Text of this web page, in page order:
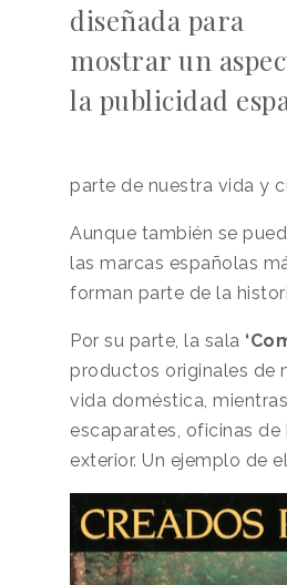
diseñada para
mostrar un
la publicidad
parte de nuestra vida y
Aunque también se
las marcas españolas
forman parte de la
Por su parte, la sala
productos originales de
vida doméstica,
escaparates, oficinas
exterior. Un ejemplo de